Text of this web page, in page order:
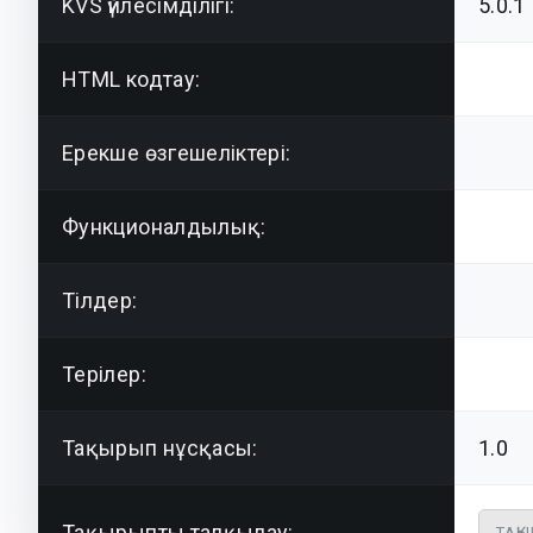
HTML кодтау:
Ерекше өзгешеліктері:
Функционалдылық:
Тілдер:
Терілер:
Тақырып нұсқасы: 1.0